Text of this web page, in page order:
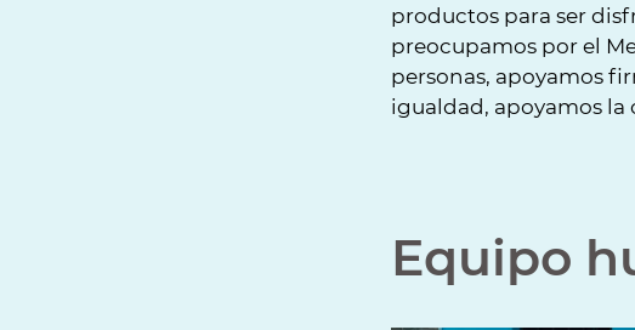
productos para ser
preocupamos por el
personas, apoyamos
igualdad, apoyamos la
Equipo